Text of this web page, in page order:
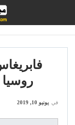
روسيا
في يونيو 10, 2019